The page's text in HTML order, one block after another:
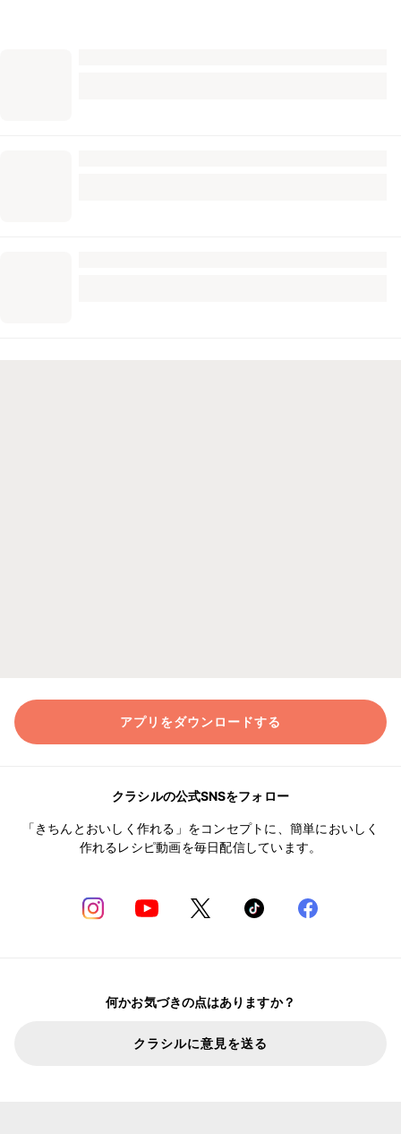
アプリをダウンロードする
クラシルの公式SNSをフォロー
「きちんとおいしく作れる」をコンセプトに、簡単においしく
作れるレシピ動画を毎日配信しています。
何かお気づきの点はありますか？
クラシルに意見を送る